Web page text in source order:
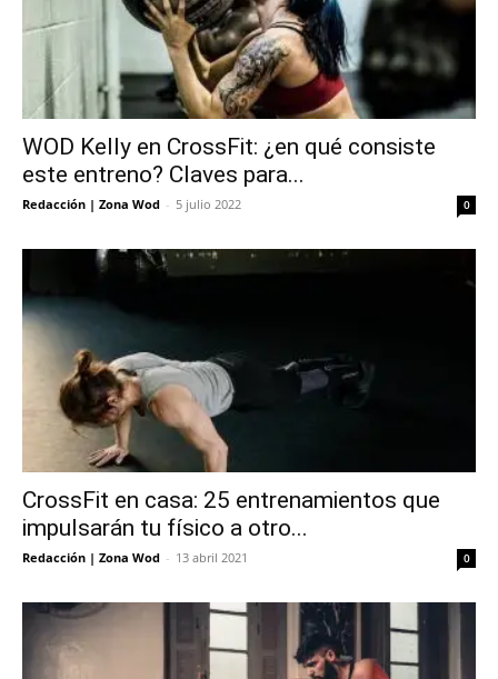
WOD Kelly en CrossFit: ¿en qué consiste
este entreno? Claves para...
Redacción | Zona Wod - 5 julio 2022 0
CrossFit en casa: 25 entrenamientos que
impulsarán tu físico a otro...
Redacción | Zona Wod - 13 abril 2021 0